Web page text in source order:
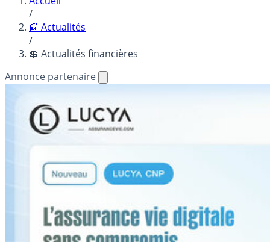
/
📰 Actualités
/
💲 Actualités financières
Annonce partenaire